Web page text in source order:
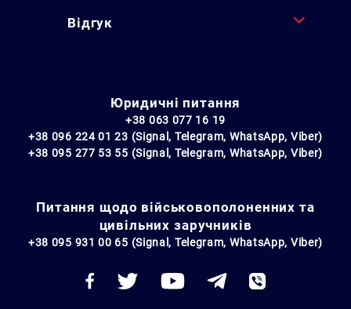
Відгук
Юридичні питання
+38 063 077 16 19
+38 096 224 01 23 (Signal, Telegram, WhatsApp, Viber)
+38 095 277 53 55 (Signal, Telegram, WhatsApp, Viber)
Питання щодо військовополоненних та
цивільних заручників
+38 095 931 00 65 (Signal, Telegram, WhatsApp, Viber)